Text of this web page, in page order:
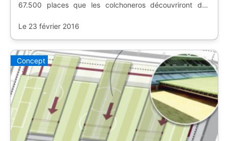
67.500 places que les colchoneros découvriront dès
Le 23 février 2016
Concept